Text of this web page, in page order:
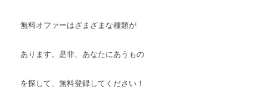
無料オファーはざまざまな種類が
あります。是非、あなたにあうもの
を探して、無料登録してください！